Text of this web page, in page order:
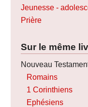
Jeunesse -
Prière
Sur le même
Nouveau
Romains
1 Corinthiens
Ephésiens